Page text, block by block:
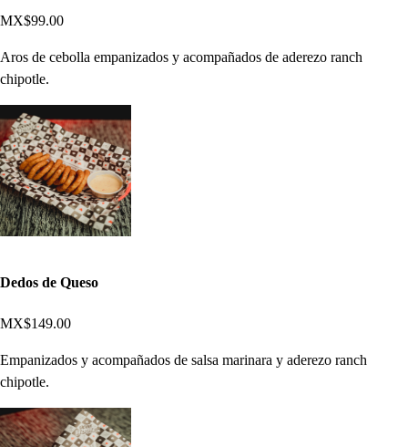
MX$99.00
Aros de cebolla empanizados y acompañados de aderezo ranch
chipotle.
Dedos de Queso
MX$149.00
Empanizados y acompañados de salsa marinara y aderezo ranch
chipotle.